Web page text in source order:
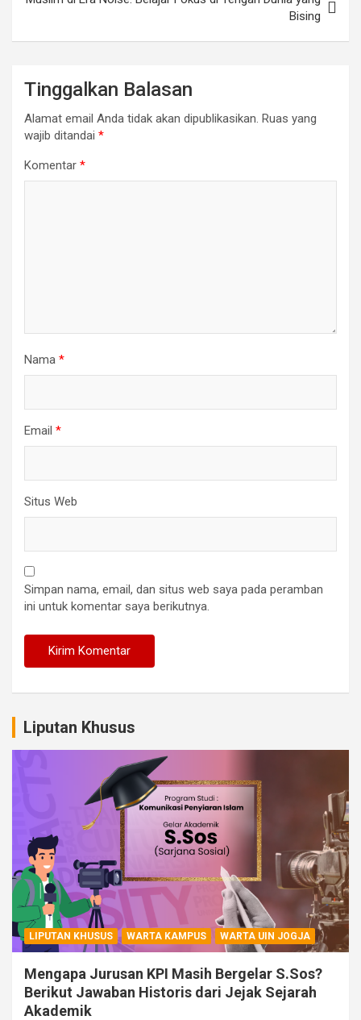
Bising
Tinggalkan Balasan
Alamat email Anda tidak akan dipublikasikan. Ruas yang
wajib ditandai *
Komentar *
Nama *
Email *
Situs Web
Simpan nama, email, dan situs web saya pada peramban
ini untuk komentar saya berikutnya.
Liputan Khusus
LIPUTAN KHUSUS WARTA KAMPUS WARTA UIN JOGJA
Mengapa Jurusan KPI Masih Bergelar S.Sos?
Berikut Jawaban Historis dari Jejak Sejarah
Akademik